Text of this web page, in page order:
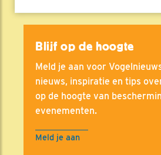
Blijf op de hoogte
Meld je aan voor
nieuws, inspiratie en tips
op de hoogte van
evenementen.
Meld je aan